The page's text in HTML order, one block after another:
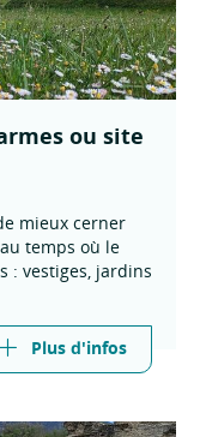
ou site
mieux cerner
temps où le
: vestiges, jardins
Plus d'infos